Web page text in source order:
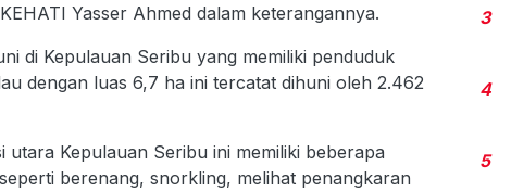
Yasser Ahmed dalam keterangannya.
di Kepulauan Seribu yang memiliki penduduk
dengan luas 6,7 ha ini tercatat dihuni oleh 2.462
Kepulauan Seribu ini memiliki beberapa
berenang, snorkling, melihat penangkaran
3
4
5